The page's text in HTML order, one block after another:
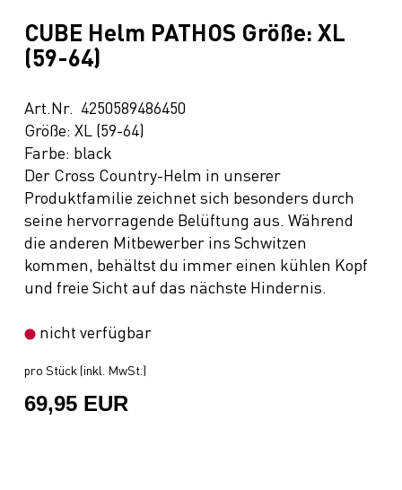
CUBE Helm PATHOS Größe: XL
(59-64)
Art.Nr. 4250589486450
Größe: XL (59-64)
Farbe: black
Der Cross Country-Helm in unserer
Produktfamilie zeichnet sich besonders durch
seine hervorragende Belüftung aus. Während
die anderen Mitbewerber ins Schwitzen
kommen, behältst du immer einen kühlen Kopf
und freie Sicht auf das nächste Hindernis.
nicht verfügbar
pro Stück (inkl. MwSt.)
69,95 EUR